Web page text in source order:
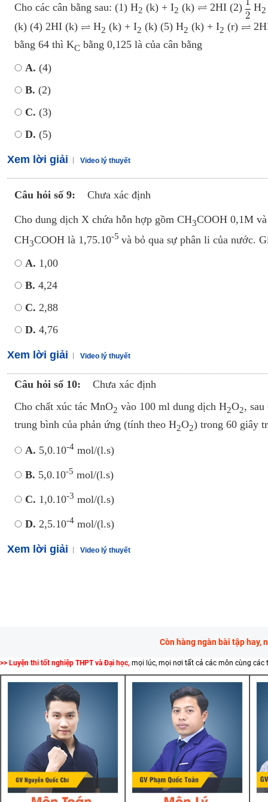
Cho các cân bằng sau: (1) H2 (k) + I2 (k) 2HI (2) H2
(k) (4) 2HI (k)
H2 (k) + I2 (k) (5) H2 (k) + I2 (r)
bằng 64 thì KC bằng 0,125 là của cân bằng
A. (4)
B. (2)
C. (3)
D. (5)
Xem lời giải Video lý thuyết
Câu hỏi số 9: Chưa xác định
Cho dung dịch X chứa hỗn hợp gồm CH3COOH 0,1M
CH3COOH là 1,75.10-5 và bỏ qua sự phân li của nước.
A. 1,00
B. 4,24
C. 2,88
D. 4,76
Xem lời giải Video lý thuyết
Câu hỏi số 10:
Chưa xác định
Cho chất xúc tác MnO2 vào 100 ml dung dịch H2O2,
trung bình của phản ứng (tính theo H2O2) trong 60 giây
A. 5,0.10-4 mol/(l.s)
B. 5,0.10-5 mol/(l.s)
C. 1,0.10-3 mol/(l.s)
D. 2,5.10-4 mol/(l.s)
Xem lời giải Video lý thuyết
Còn hàng ngàn bài tập hay,
>> Luyện thi tốt nghiệp THPT và Đại học, mọi lúc, mọi nơi tất cả các môn cùng các